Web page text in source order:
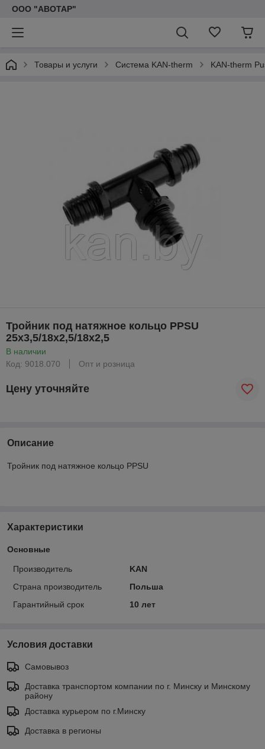
ООО "АВОТАР"
Товары и услуги Система KAN-therm KAN-therm
Тройник под натяжное кольцо PPSU
25x3,5/18x2,5/18x2,5
В наличии
Код: 9018.070
Опт и розница
Цену уточняйте
Описание
Тройник под натяжное кольцо PPSU
Характеристики
Основные
Производитель
KAN
Страна производитель
Польша
Гарантийный срок
10 лет
Условия доставки
Самовывоз
Доставка транспортом компании по г. Минску и Минскому
району
Доставка курьером по г.Минску
Доставка в регионы